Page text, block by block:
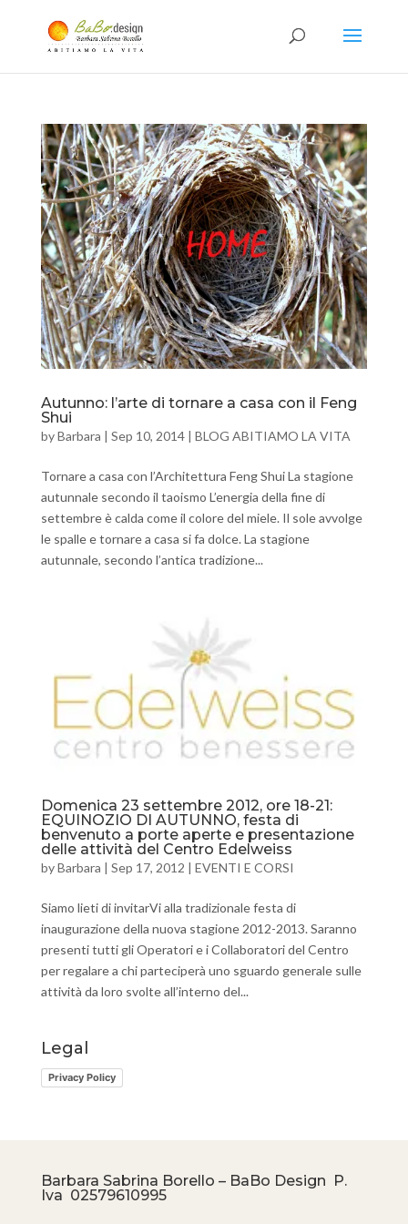
Autunno: l’arte di tornare a casa con il Feng
Shui
byBarbara | Sep 10, 2014| BLOG ABITIAMO LA VITA
Tornare a casa con l’Architettura Feng Shui La stagione
autunnale secondo il taoismo L’energia della fine di
settembre è calda come il colore del miele. Il sole avvolge
le spalle e tornare a casa si fa dolce. La stagione
autunnale, secondo l’antica tradizione...
Domenica 23 settembre 2012, ore 18-21:
EQUINOZIO DI AUTUNNO, festa di
benvenuto a porte aperte e presentazione
delle attività del Centro Edelweiss
byBarbara | Sep 17, 2012 | EVENTI E CORSI
Siamo lieti di invitarVi alla tradizionale festa di
inaugurazione della nuova stagione 2012-2013. Saranno
presenti tutti gli Operatori e i Collaboratori del Centro
per regalare a chi parteciperà uno sguardo generale sulle
attività da loro svolte all’interno del...
Legal
Privacy Policy
Barbara Sabrina Borello – BaBo Design P.
Iva 02579610995